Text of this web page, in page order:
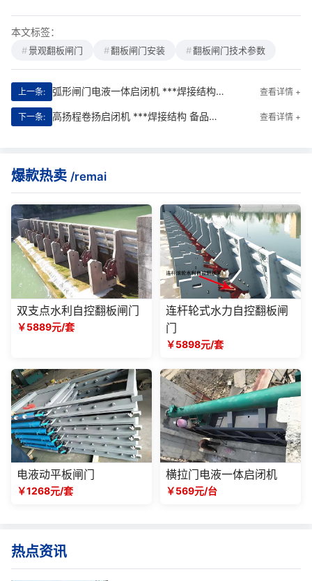
本文标签：
景观翻板闸门 翻板闸门安装 翻板闸门技术参数
上一条: 弧形闸门电液一体启闭机 ***焊接结构|**集成新标杆 查看详情 +
下一条: 高扬程卷扬启闭机 ***焊接结构 备品备件供应渠道|智控未来，稳如磐石 查看详情 +
爆款热卖 /remai
双支点水利自控翻板闸门
￥5889元/套
连杆轮式水力自控翻板闸
门
￥5898元/套
电液动平板闸门
￥1268元/套
横拉门电液一体启闭机
￥569元/台
热点资讯